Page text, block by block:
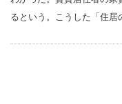
るという。こうした「住